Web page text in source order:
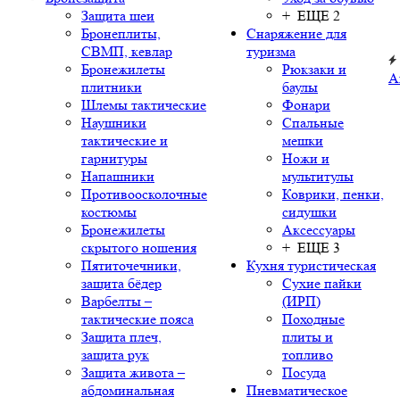
Защита шеи
Бронеплиты,
СВМП, кевлар
Бронежилеты
плитники
Шлемы тактические
Наушники
тактические и
гарнитуры
Напашники
Противоосколочные
костюмы
Бронежилеты
скрытого ношения
Пятиточечники,
защита бёдер
Варбелты –
тактические пояса
Защита плеч,
защита рук
Защита живота –
абдоминальная
+ ЕЩЕ 2
Снаряжение для
туризма
Рюкзаки и
баулы
Фонари
Спальные
мешки
Ножи и
мультитулы
Коврики, пенки,
сидушки
Аксессуары
+ ЕЩЕ 3
Кухня туристическая
Сухие пайки
(ИРП)
Походные
плиты и
топливо
Посуда
Пневматическое